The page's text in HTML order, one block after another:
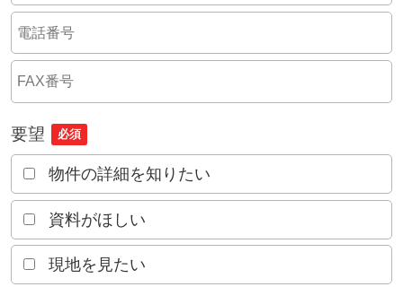
要望 必須
物件の詳細を知りたい
資料がほしい
現地を見たい